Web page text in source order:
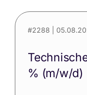
#2288 |
% (m/w/d)